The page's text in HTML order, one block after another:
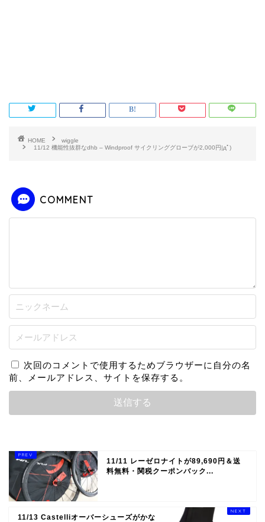
HOME
wiggle
11/12 機能性抜群なdhb – Windproof サイクリンググローブが2,000円|дﾟ)
COMMENT
次回のコメントで使用するためブラウザーに自分の名
前、メールアドレス、サイトを保存する。
11/11 レーゼロナイトが89,690円＆送
料無料・関税クーポンバック...
11/13 Castelliオーバーシューズがかな